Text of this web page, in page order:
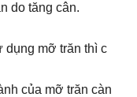
do tăng cân.
dụng mỡ trăn thì c
của mỡ trăn càn